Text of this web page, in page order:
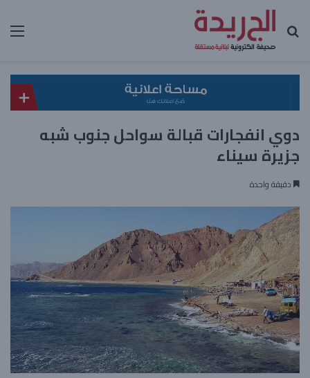
بحث عن
دوي انفجارات قبالة سواحل جنوب شبه
جزيرة سيناء
دقيقة واحدة